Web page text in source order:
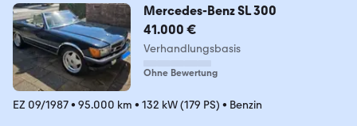
Mercedes-Benz SL 300
41.000 €
Verhandlungsbasis
Ohne Bewertung
EZ 09/1987• 95.000 km • 132 kW (179 PS) • Benzin